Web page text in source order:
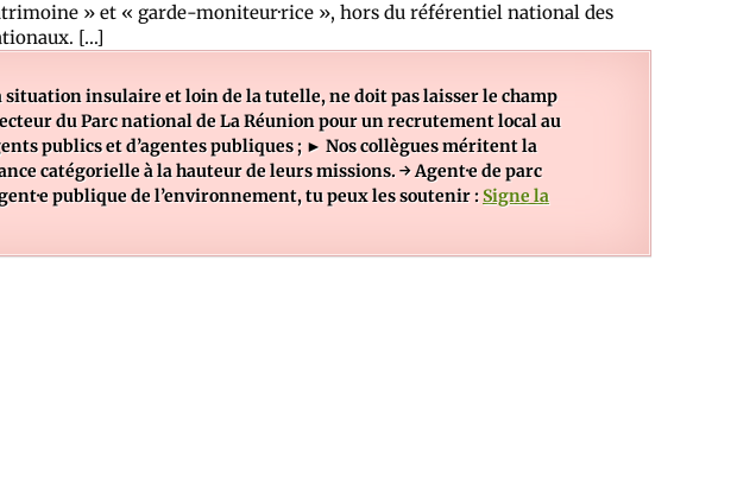
» et « garde-moniteur·rice », hors du référentiel national des
[…]
situation insulaire et loin de la tutelle, ne doit pas laisser le champ
du Parc national de La Réunion pour un recrutement local au
publics et d’agentes publiques ; ► Nos collègues méritent la
catégorielle à la hauteur de leurs missions. → Agent·e de parc
publique de l’environnement, tu peux les soutenir :Signe la